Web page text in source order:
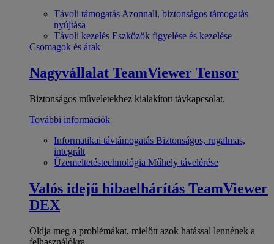
Távoli támogatás Azonnali, biztonságos támogatás
nyújtása
Távoli kezelés Eszközök figyelése és kezelése
Csomagok és árak
Nagyvállalat TeamViewer Tensor
Biztonságos műveletekhez kialakított távkapcsolat.
További információk
Informatikai távtámogatás Biztonságos, rugalmas,
integrált
Üzemeltetéstechnológia Műhely távelérése
Valós idejű hibaelhárítás TeamViewer
DEX
Oldja meg a problémákat, mielőtt azok hatással lennének a
felhasználókra.